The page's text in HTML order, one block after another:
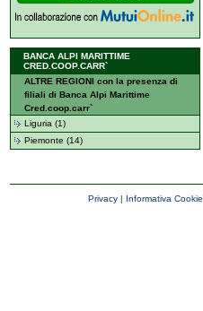
BANCA ALPI MARITTIME
CRED.COOP.CARR`
ALTRE REGIONI con la presenza di
filiali di Banca Alpi Marittime
Cred.coop.carr`
Liguria (1)
Piemonte (14)
Privacy| Informativa Cookie